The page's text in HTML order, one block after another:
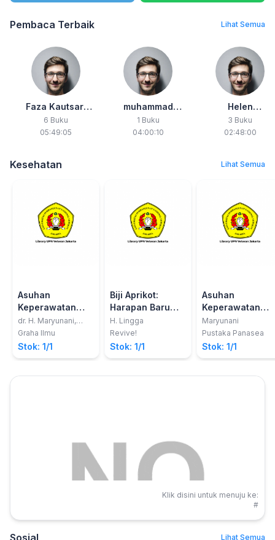
Pembaca Terbaik Lihat Semua
Faza Kautsari
Priasmoro
6 Buku
05:49:05
muhammad
haikal
1 Buku
04:00:10
Helen
Marcellina
3 Buku
02:48:00
Kesehatan Lihat Semua
Asuhan
Keperawatan
Pasien Penyakit
Diabetes Melitus
di Pesawat
Terbang
dr. H. Maryunani,
MS.Sp.KP
Graha Ilmu
Stok: 1/1
Biji Aprikot:
Harapan Baru
Penderita Kanker
H. Lingga
Revive!
Stok: 1/1
Asuhan
Keperawatan
Pasien PPOK di
Pesawat
Terbang pada
Transportasi
Maryunani
Pustaka Panasea
Stok: 1/1
Klik disini untuk menuju ke:
#
Lihat Semua